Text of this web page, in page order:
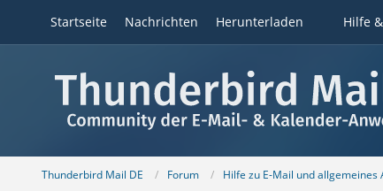
Startseite Nachrichten Herunterladen Hilfe
Thunderbird Mail DE Forum Hilfe zu E-Mail und allgemeines